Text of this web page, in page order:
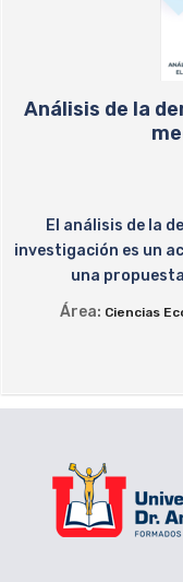
Análisis de la
El análisis de la
investigación es un
una
Área: Ciencias